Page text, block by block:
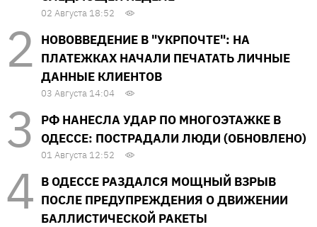
02 Августа 18:52
НОВОВВЕДЕНИЕ В "УКРПОЧТЕ": НА
ПЛАТЕЖКАХ НАЧАЛИ ПЕЧАТАТЬ ЛИЧНЫЕ
ДАННЫЕ КЛИЕНТОВ
03 Августа 14:04
РФ НАНЕСЛА УДАР ПО МНОГОЭТАЖКЕ В
ОДЕССЕ: ПОСТРАДАЛИ ЛЮДИ (ОБНОВЛЕНО)
01 Августа 12:52
В ОДЕССЕ РАЗДАЛСЯ МОЩНЫЙ ВЗРЫВ
ПОСЛЕ ПРЕДУПРЕЖДЕНИЯ О ДВИЖЕНИИ
БАЛЛИСТИЧЕСКОЙ РАКЕТЫ